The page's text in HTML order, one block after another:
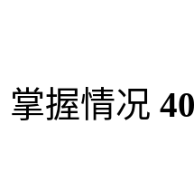
掌握情况